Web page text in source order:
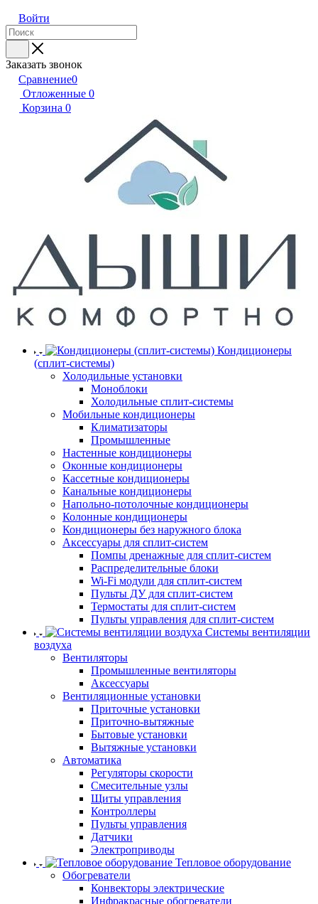
Войти
Заказать звонок
Сравнение0
Отложенные 0
Корзина 0
Кондиционеры
(сплит-системы)
Холодильные установки
Моноблоки
Холодильные сплит-системы
Мобильные кондиционеры
Климатизаторы
Промышленные
Настенные кондиционеры
Оконные кондиционеры
Кассетные кондиционеры
Канальные кондиционеры
Напольно-потолочные кондиционеры
Колонные кондиционеры
Кондиционеры без наружного блока
Аксессуары для сплит-систем
Помпы дренажные для сплит-систем
Распределительные блоки
Wi-Fi модули для сплит-систем
Пульты ДУ для сплит-систем
Термостаты для сплит-систем
Пульты управления для сплит-систем
Системы вентиляции
воздуха
Вентиляторы
Промышленные вентиляторы
Аксессуары
Вентиляционные установки
Приточные установки
Приточно-вытяжные
Бытовые установки
Вытяжные установки
Автоматика
Регуляторы скорости
Смесительные узлы
Щиты управления
Контроллеры
Пульты управления
Датчики
Электроприводы
Тепловое оборудование
Обогреватели
Конвекторы электрические
Инфракрасные обогреватели